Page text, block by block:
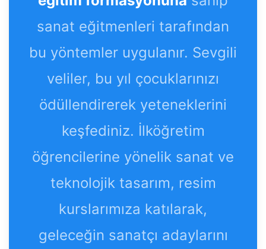
sanat eğitmenleri tarafından
bu yöntemler uygulanır. Sevgili
veliler, bu yıl çocuklarınızı
ödüllendirerek yeteneklerini
keşfediniz. İlköğretim
öğrencilerine yönelik sanat ve
teknolojik tasarım, resim
kurslarımıza katılarak,
geleceğin sanatçı adaylarını